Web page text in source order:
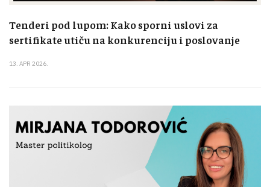
Tenderi pod lupom: Kako sporni uslovi za
sertifikate utiču na konkurenciju i poslovanje
13. APR 2026.